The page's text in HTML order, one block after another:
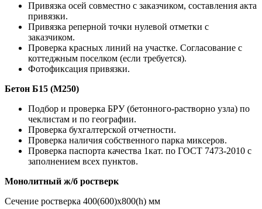
Привязка осей совместно с заказчиком, составления акта
привязки.
Привязка реперной точки нулевой отметки с
заказчиком.
Проверка красных линий на участке. Согласование с
коттеджным поселком (если требуется).
Фотофиксация привязки.
Бетон Б15 (М250)
Подбор и проверка БРУ (бетонного-растворно узла) по
чеклистам и по географии.
Проверка бухгалтерской отчетности.
Проверка наличия собственного парка миксеров.
Проверка паспорта качества 1кат. по ГОСТ 7473-2010 с
заполнением всех пунктов.
Монолитный ж/б ростверк
Сечение ростверка 400(600)х800(h) мм